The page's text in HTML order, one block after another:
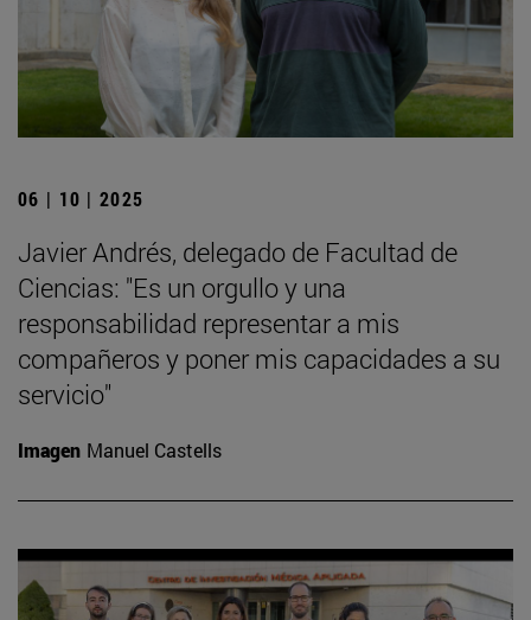
06 | 10 | 2025
Javier Andrés, delegado de Facultad de
Ciencias: "Es un orgullo y una
responsabilidad representar a mis
compañeros y poner mis capacidades a su
servicio"
Imagen Manuel Castells